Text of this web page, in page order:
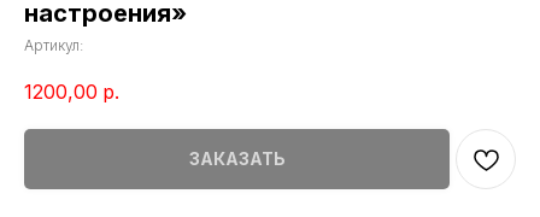
настроения»
Артикул:
1200,00 р.
ЗАКАЗАТЬ